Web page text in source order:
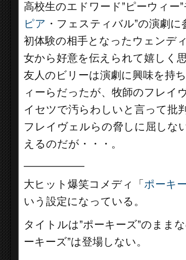
高校生のエドワード”ピーウィー
ピア ・フェスティバル”の演劇
初体験の相手となったウェンデ
女から好意を伝えられて嬉しく思
友人のビリーは演劇に興味を持
ィーらだったが、牧師のフレイ
イセツで汚らわしいと言って批
フレイヴェルらの脅しに屈しな
えるのだが・・・。
大ヒット爆笑コメディ「 ポーキ
いう設定になっている。
タイトルは”ポーキーズ”のまま
ーキーズ”は登場しない。